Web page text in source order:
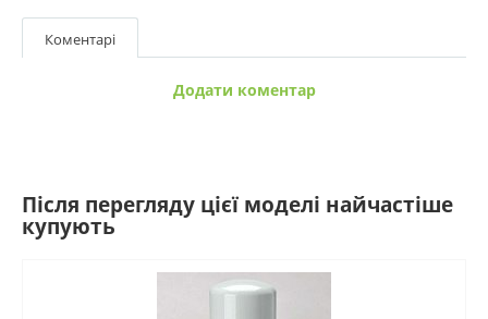
Коментарі
Додати коментар
Після перегляду цієї моделі найчастіше
купують